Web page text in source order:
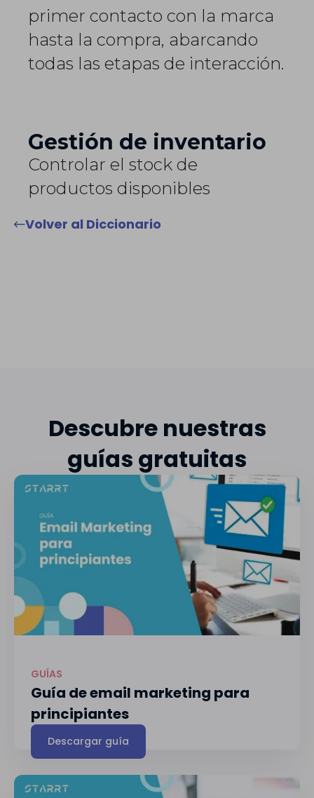
primer contacto con la marca
hasta la compra, abarcando
todas las etapas de interacción.
Gestión de inventario
Controlar el stock de
productos disponibles
Volver al Diccionario
Descubre nuestras
guías gratuitas
GUÍAS
Guía de email marketing para
principiantes
Descargar guía